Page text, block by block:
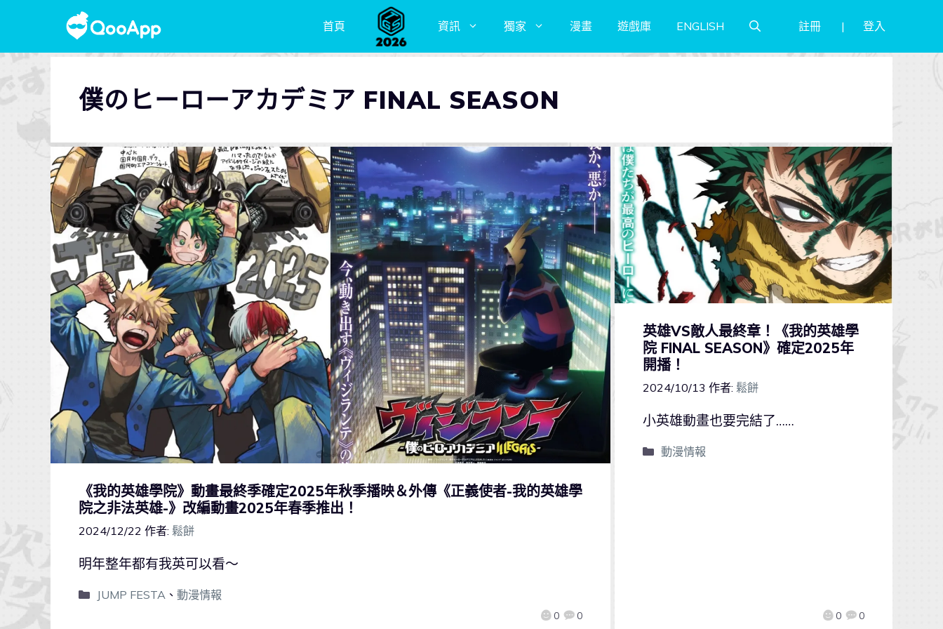
首頁 資訊 獨家 漫畫 遊戲庫 ENGLISH 註冊 登入
僕のヒーローアカデミア FINAL SEASON
《我的英雄學院》動畫最終季確定2025年秋季播映＆外傳《正義使者-我的英雄學
院之非法英雄-》改編動畫2025年春季推出！
2024/12/22 作者: 鬆餅
0 0
明年整年都有我英可以看～
JUMP FESTA 、 動漫情報
英雄VS敵人最終章！《我的英雄學
院 FINAL SEASON》確定2025年
開播！
2024/10/13 作者: 鬆餅
0 0
小英雄動畫也要完結了……
動漫情報